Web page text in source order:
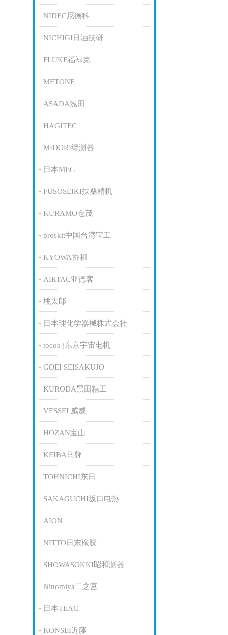
NIDEC尼德科
NICHIGI日油技研
FLUKE福禄克
METONE
ASADA浅田
HAGITEC
MIDORI绿测器
日本MEG
FUSOSEIKI扶桑精机
KURAMO仓茂
proskit中国台湾宝工
KYOWA协和
AIRTAC亚德客
桃太郎
日本理化学器械株式会社
tocos-j东京宇宙电机
GOEI SEISAKUJO
KURODA黑田精工
VESSEL威威
HOZAN宝山
KEIBA马牌
TOHNICHI东日
SAKAGUCHI坂口电热
AION
NITTO日东橡胶
SHOWASOKKI昭和测器
Ninomiya二之宫
日本TEAC
KONSEI近藤